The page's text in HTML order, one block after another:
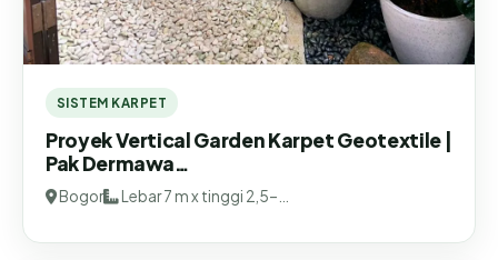
SISTEM KARPET
Proyek Vertical Garden Karpet Geotextile |
Pak Dermawa…
Bogor Lebar 7 m x tinggi 2,5–…